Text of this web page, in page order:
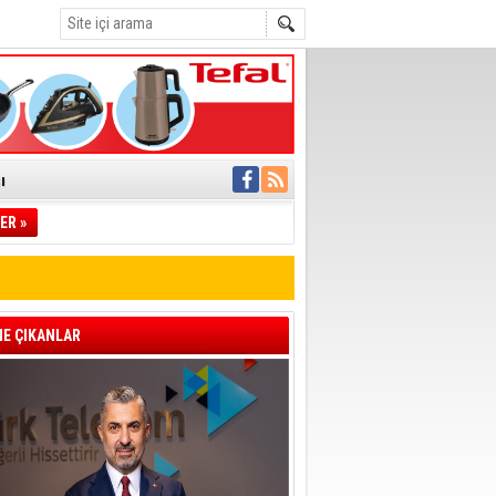
İletti
müdahale
Geçti
»
ÇIKANLAR